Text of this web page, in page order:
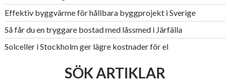
Effektiv byggvärme för hållbara byggprojekt i Sverige
Så får du en tryggare bostad med låssmed i Järfälla
Solceller i Stockholm ger lägre kostnader för el
SÖK ARTIKLAR